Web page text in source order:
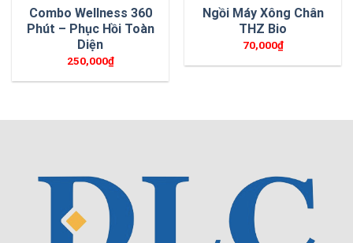
Combo Wellness 360
Phút – Phục Hồi Toàn
Diện
250,000₫
Ngồi Máy Xông Chân
THZ Bio
70,000₫